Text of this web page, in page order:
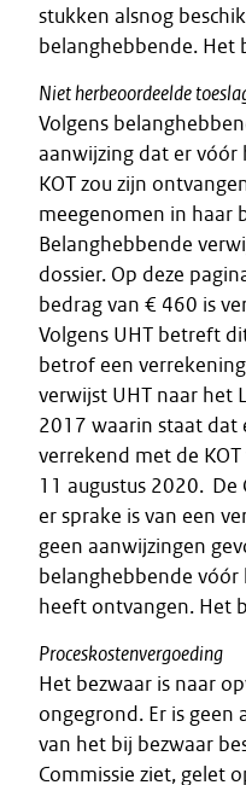
stukken alsnog
belanghebbende. Het
Niet herbeoordeelde
Volgens
aanwijzing dat er
KOT zou zijn
meegenomen in haar
Belanghebbende
dossier. Op deze
bedrag van € 460 is
Volgens UHT betreft
betrof een
verwijst UHT naar het
2017 waarin staat dat
verrekend met de
11 augustus 2020.
er sprake is van een
geen aanwijzingen
belanghebbende vóór
heeft ontvangen. Het
Proceskostenvergoeding
Het bezwaar is naar
ongegrond. Er is
van het bij bezwaar
Commissie ziet, gelet